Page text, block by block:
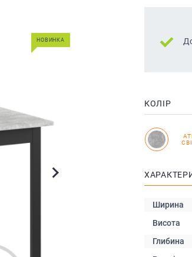
НОВИНКА
КОЛІР
Ширина
Висота
Глибина